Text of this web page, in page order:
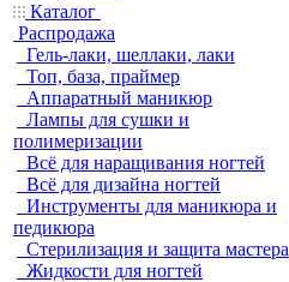
Каталог
Распродажа
Гель-лаки, шеллаки, лаки
Топ, база, праймер
Аппаратный маникюр
Лампы для сушки и
полимеризации
Всё для наращивания ногтей
Всё для дизайна ногтей
Инструменты для маникюра и
педикюра
Стерилизация и защита мастера
Жидкости для ногтей